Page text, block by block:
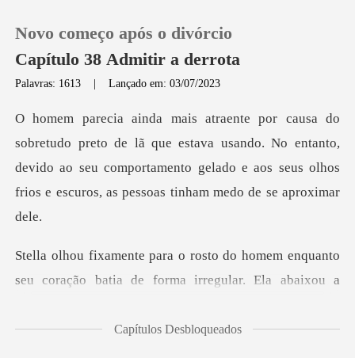
0
Sair
Novo começo após o divórcio
Capítulo 38 Admitir a derrota
Palavras: 1613 |Lançado em: 03/07/2023
ue estava usando. No entanto,
devido ao seu comportamento gelado e aos s
em enquanto
seu coração batia de forma irr
Capítulos Desbloqueados